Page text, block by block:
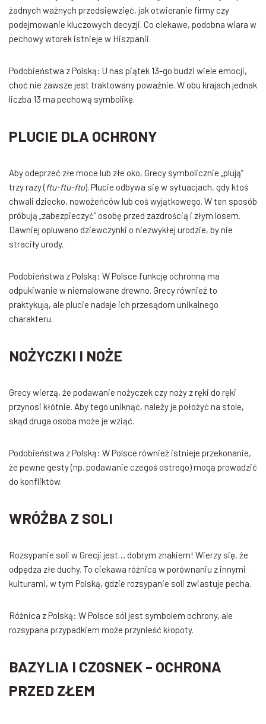
żadnych ważnych przedsięwzięć, jak otwieranie firmy czy
podejmowanie kluczowych decyzji. Co ciekawe, podobna wiara w
pechowy wtorek istnieje w Hiszpanii.
Podobieństwa z Polską: U nas piątek 13-go budzi wiele emocji,
choć nie zawsze jest traktowany poważnie. W obu krajach jednak
liczba 13 ma pechową symbolikę.
PLUCIE DLA OCHRONY
Aby odeprzeć złe moce lub złe oko, Grecy symbolicznie „plują”
trzy razy (ftu-ftu-ftu). Plucie odbywa się w sytuacjach, gdy ktoś
chwali dziecko, nowożeńców lub coś wyjątkowego. W ten sposób
próbują „zabezpieczyć” osobę przed zazdrością i złym losem.
Dawniej opluwano dziewczynki o niezwykłej urodzie, by nie
straciły urody.
Podobieństwa z Polską: W Polsce funkcję ochronną ma
odpukiwanie w niemalowane drewno. Grecy również to
praktykują, ale plucie nadaje ich przesądom unikalnego
charakteru.
NOŻYCZKI I NOŻE
Grecy wierzą, że podawanie nożyczek czy noży z ręki do ręki
przynosi kłótnie. Aby tego uniknąć, należy je położyć na stole,
skąd druga osoba może je wziąć.
Podobieństwa z Polską: W Polsce również istnieje przekonanie,
że pewne gesty (np. podawanie czegoś ostrego) mogą prowadzić
do konfliktów.
WRÓŻBA Z SOLI
Rozsypanie soli w Grecji jest… dobrym znakiem! Wierzy się, że
odpędza złe duchy. To ciekawa różnica w porównaniu z innymi
kulturami, w tym Polską, gdzie rozsypanie soli zwiastuje pecha.
Różnica z Polską: W Polsce sól jest symbolem ochrony, ale
rozsypana przypadkiem może przynieść kłopoty.
BAZYLIA I CZOSNEK – OCHRONA
PRZED ZŁEM